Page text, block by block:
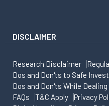
DISCLAIMER
Research Disclaimer
Dos and Don'ts to Safe
Dos and Don'ts While
FAQs
T&C Apply
Privacy